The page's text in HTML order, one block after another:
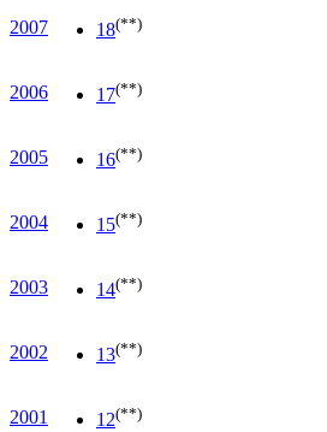
2007 18(**)
2006 17(**)
2005 16(**)
2004 15(**)
2003 14(**)
2002 13(**)
2001 12(**)